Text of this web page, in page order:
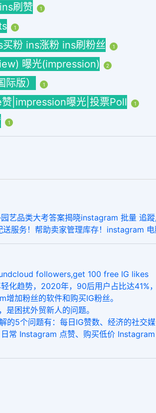
刷赞 1
1
粉 ins涨粉 ins刷粉丝 1
曝光(impression) 2
版） 1
|impression曝光|投票Poll 1
1
艺品类大考答案揭晓instagram 批量 追
服务！帮助卖家管理库存！instagram
followers,get 100 free IG likes
化趋势，2020年，90后用户占比达41%
加粉丝的软件和购买IG粉丝。
困扰外贸新人的问题。
的5个问题有：每日IG赞数、经济的社交
常 Instagram 点赞、购买低价 Instagram